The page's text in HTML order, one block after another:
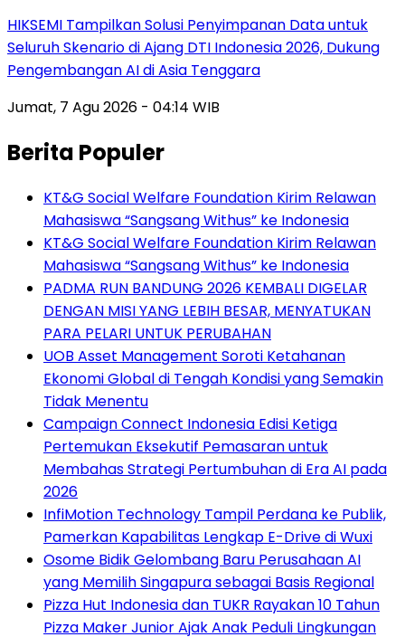
HIKSEMI Tampilkan Solusi Penyimpanan Data untuk
Seluruh Skenario di Ajang DTI Indonesia 2026, Dukung
Pengembangan AI di Asia Tenggara
Jumat, 7 Agu 2026 - 04:14 WIB
Berita Populer
KT&G Social Welfare Foundation Kirim Relawan
Mahasiswa “Sangsang Withus” ke Indonesia
KT&G Social Welfare Foundation Kirim Relawan
Mahasiswa “Sangsang Withus” ke Indonesia
PADMA RUN BANDUNG 2026 KEMBALI DIGELAR
DENGAN MISI YANG LEBIH BESAR, MENYATUKAN
PARA PELARI UNTUK PERUBAHAN
UOB Asset Management Soroti Ketahanan
Ekonomi Global di Tengah Kondisi yang Semakin
Tidak Menentu
Campaign Connect Indonesia Edisi Ketiga
Pertemukan Eksekutif Pemasaran untuk
Membahas Strategi Pertumbuhan di Era AI pada
2026
InfiMotion Technology Tampil Perdana ke Publik,
Pamerkan Kapabilitas Lengkap E-Drive di Wuxi
Osome Bidik Gelombang Baru Perusahaan AI
yang Memilih Singapura sebagai Basis Regional
Pizza Hut Indonesia dan TUKR Rayakan 10 Tahun
Pizza Maker Junior Ajak Anak Peduli Lingkungan